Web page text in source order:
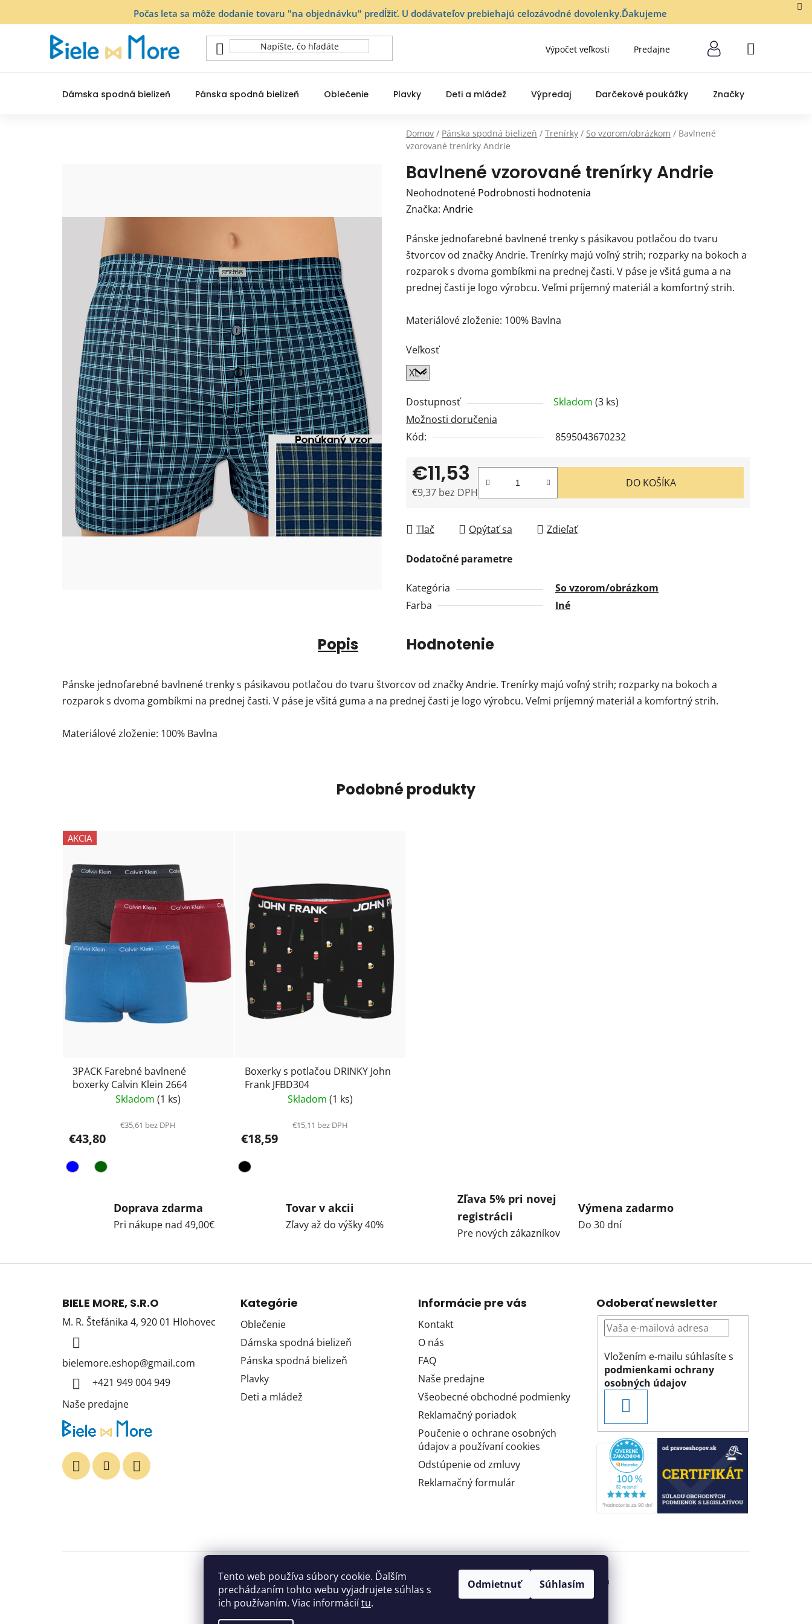
Tento web používa súbory cookie. Ďalším
prechádzaním tohto webu vyjadrujete súhlas s
ich používaním. Viac informáciítu.
Odmietnuť Súhlasím
Počas leta sa môže dodanie tovaru "na objednávku" predĺžiť. U dodávateľov prebiehajú celozávodné dovolenky.Ďakujeme
Výpočet veľkosti Predajne
NÁKUPNÝ
Dámska spodná bielizeň Pánska spodná bielizeň Oblečenie Plavky Deti a mládež Výpredaj Darčekové poukážky Značky
Domov / Pánska spodná bielizeň / Trenírky / So vzorom/obrázkom / Bavlnené
vzorované trenírky Andrie
Bavlnené vzorované trenírky Andrie
Priemerné
hodnotenie
je
0,0
z
5
Neohodnotené Podrobnosti hodnotenia
Značka: Andrie
Pánske jednofarebné bavlnené trenky s pásikavou potlačou do tvaru
štvorcov od značky Andrie. Trenírky majú voľný strih; rozparky na bokoch a
rozparok s dvoma gombíkmi na prednej časti. V páse je všitá guma a na
prednej časti je logo výrobcu. Veľmi príjemný materiál a komfortný strih.
Materiálové zloženie: 100% Bavlna
Veľkosť
Dostupnosť Skladom (3 ks)
Možnosti doručenia
Kód:
8595043670232
€11,53
€9,37 bez DPH
DO KOŠÍKA
Tlač Opýtať sa Zdieľať
Dodatočné parametre
Kategória
So vzorom/obrázkom
Farba
Iné
Popis Hodnotenie
Pánske jednofarebné bavlnené trenky s pásikavou potlačou do tvaru štvorcov od značky Andrie. Trenírky majú voľný strih; rozparky na bokoch a
rozparok s dvoma gombíkmi na prednej časti. V páse je všitá guma a na prednej časti je logo výrobcu. Veľmi príjemný materiál a komfortný strih.
Materiálové zloženie: 100% Bavlna
Podobné produkty
AKCIA
3PACK Farebné bavlnené
boxerky Calvin Klein 2664
Skladom(1 ks)
€35,61 bez DPH
€43,80
Boxerky s potlačou DRINKY John
Frank JFBD304
Skladom (1 ks)
€15,11 bez DPH
€18,59
Doprava zdarma
Pri nákupe nad 49,00€
Tovar v akcii
Zľavy až do výšky 40%
Zľava 5% pri novej
registrácii
Pre nových zákazníkov
Výmena zadarmo
Do 30 dní
BIELE MORE, S.R.O
M. R. Štefánika 4, 920 01 Hlohovec
bielemore.eshop@gmail.com
+421 949 004 949
Naše predajne
Kategórie
Oblečenie
Dámska spodná bielizeň
Pánska spodná bielizeň
Plavky
Deti a mládež
Informácie pre vás
Kontakt
O nás
FAQ
Naše predajne
Všeobecné obchodné podmienky
Reklamačný poriadok
Poučenie o ochrane osobných
údajov a používaní cookies
Odstúpenie od zmluvy
Reklamačný formulár
Odoberať newsletter
Vložením e-mailu súhlasíte s
podmienkami ochrany
osobných údajov
SA